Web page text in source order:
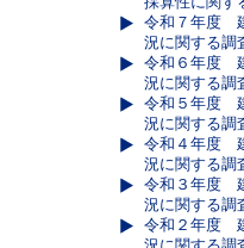
令和７年度
況に関する調
令和６年度
況に関する調
令和５年度
況に関する調
令和４年度
況に関する調
令和３年度
況に関する調
令和２年度